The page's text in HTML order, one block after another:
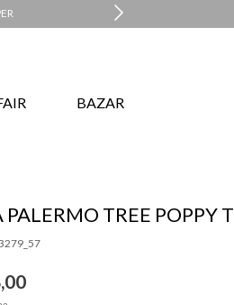
BAZAR
PALERMO TREE POPPY
,00